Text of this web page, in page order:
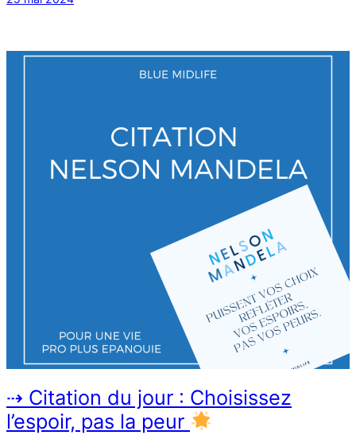
⇢ Citation du jour : Choisissez
l’espoir, pas la peur